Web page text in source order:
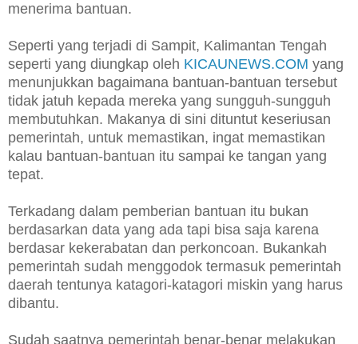
menerima bantuan.
Seperti yang terjadi di Sampit, Kalimantan Tengah
seperti yang diungkap oleh KICAUNEWS.COM yang
menunjukkan bagaimana bantuan-bantuan tersebut
tidak jatuh kepada mereka yang sungguh-sungguh
membutuhkan. Makanya di sini dituntut keseriusan
pemerintah, untuk memastikan, ingat memastikan
kalau bantuan-bantuan itu sampai ke tangan yang
tepat.
Terkadang dalam pemberian bantuan itu bukan
berdasarkan data yang ada tapi bisa saja karena
berdasar kekerabatan dan perkoncoan. Bukankah
pemerintah sudah menggodok termasuk pemerintah
daerah tentunya katagori-katagori miskin yang harus
dibantu.
Sudah saatnya pemerintah benar-benar melakukan